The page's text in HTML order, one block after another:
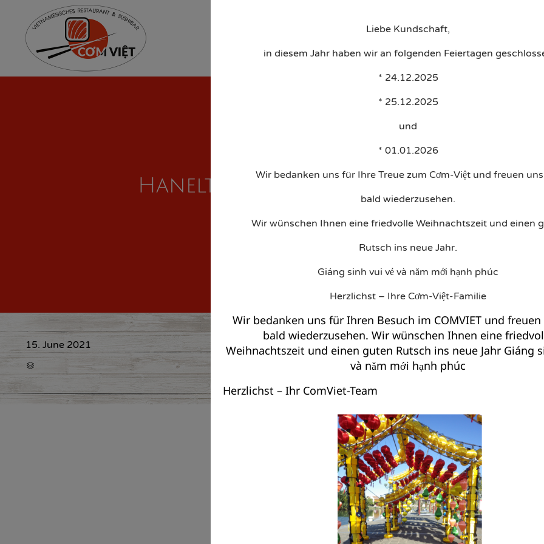
Hanelt – Date: 2021/06/26 – Time:
15. June 2021

Liebe Kundschaft,
in diesem Jahr haben wir an folgenden Feiertagen
* 24.12.2025
* 25.12.2025
und
* 01.01.2026
Wir bedanken uns für Ihre Treue zum Cơm-Việt und freuen
bald wiederzusehen.
Wir wünschen Ihnen eine friedvolle Weihnachtszeit und einen
Rutsch ins neue Jahr.
Giáng sinh vui vẻ và năm mới hạnh phúc
Herzlichst – Ihre Cơm-Việt-Familie
Wir bedanken uns für Ihren Besuch im COMVIET und
bald wiederzusehen. Wir wünschen Ihnen eine
Weihnachtszeit und einen guten Rutsch ins neue Jahr Giáng
và năm mới hạnh phúc
Herzlichst – Ihr ComViet-Team